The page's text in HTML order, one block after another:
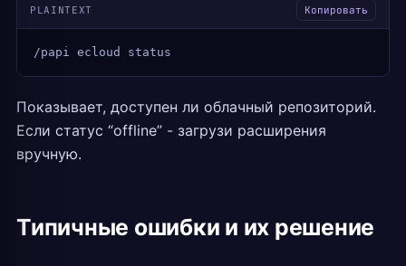
PLAINTEXT Копировать
/papi ecloud status
Показывает, доступен ли облачный репозиторий.
Если статус “offline” - загрузи расширения
вручную.
Типичные ошибки и их решение